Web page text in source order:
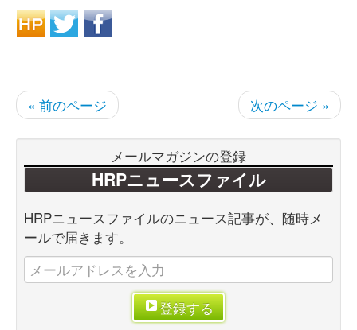
« 前のページ 次のページ »
メールマガジンの登録
HRPニュースファイル
HRPニュースファイルのニュース記事が、随時メ
ールで届きます。
登録する